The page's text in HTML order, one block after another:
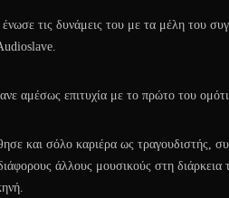
τις δυνάμεις του με τα μέλη του
αμέσως επιτυχία με το πρώτο του
και σόλο καριέρα ως τραγουδιστής,
άλλους μουσικούς στη διάρκεια